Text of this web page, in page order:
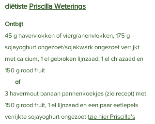
diëtiste Priscilla Weterings
Ontbijt
45 g havervlokken of viergranenvlokken, 175 g
sojayoghurt ongezoet/sojakwark ongezoet verrijkt
met calcium, 1 el gebroken lijnzaad, 1 el chiazaad en
150 g rood fruit
of
3 havermout banaan pannenkoekjes (zie recept) met
150 g rood fruit, 1 el lijnzaad en een paar eetlepels
verrijkte sojayoghurt ongezoet (zie hier Priscilla's